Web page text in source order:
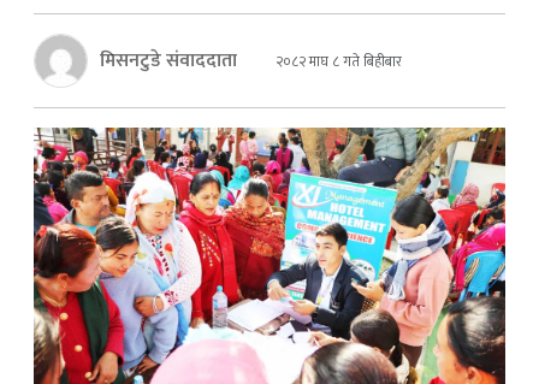
मिसनटुडे संवाददाता २०८२ माघ ८ गते बिहीबार